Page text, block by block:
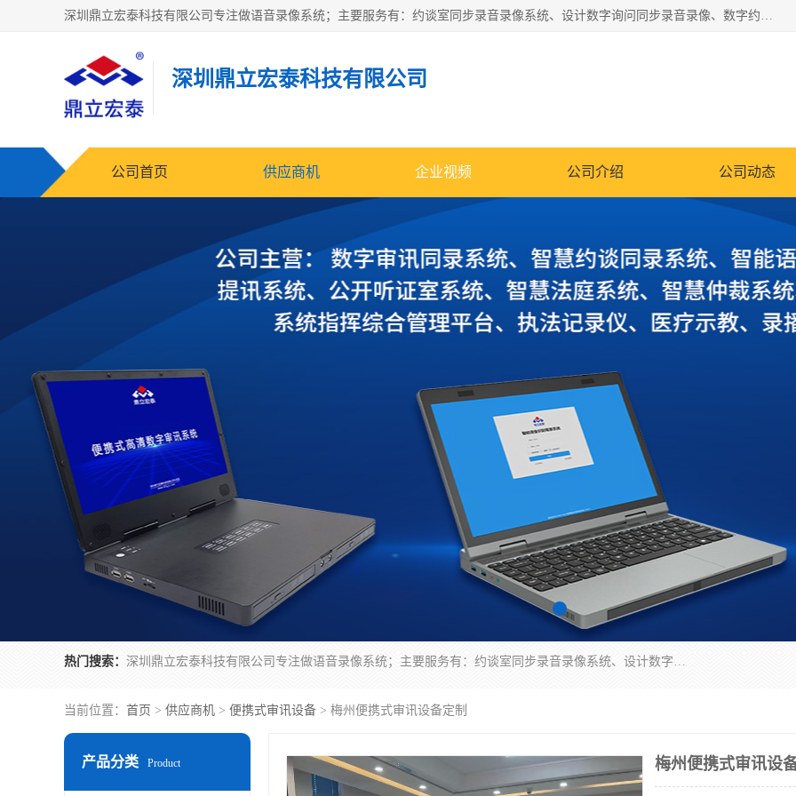
深圳鼎立宏泰科技有限公司专注做语音录像系统；主要服务有：约谈室同步录音录像系统、设计数字询问同步录音录像、数字约谈室同步录音录像、公开听证室、智慧庭审、智能语音识别转写、远程提讯（提审）、记录仪、远程指挥综合管理平台、录播系统等
深圳鼎立宏泰科技有限公司
公司首页 供应商机 企业视频 公司介绍 公司动态
热门搜索： 深圳鼎立宏泰科技有限公司专注做语音录像系统；主要服务有：约谈室同步录音录像系统、设计数字询问同步录音录像、数字约谈室同步录音录像、公开听证室、智慧庭审、智能语音识别转写、远程提讯（提审）、记录仪、远程指挥综合管理平台、录播系统等
当前位置： 首页 > 供应商机 > 便携式审讯设备 > 梅州便携式审讯设备定制
产品分类 Product 梅州便携式审讯设